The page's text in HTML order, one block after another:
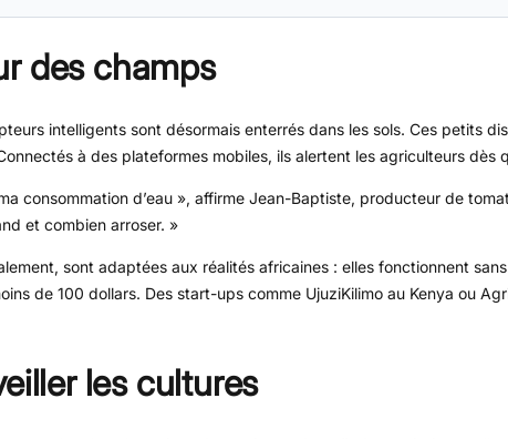
des champs
intelligents sont désormais enterrés dans les sols. Ces petits
à des plateformes mobiles, ils alertent les agriculteurs dès
consommation d’eau », affirme Jean-Baptiste, producteur de
et combien arroser. »
sont adaptées aux réalités africaines : elles fonctionnent
de 100 dollars. Des start-ups comme UjuziKilimo au Kenya ou
les cultures